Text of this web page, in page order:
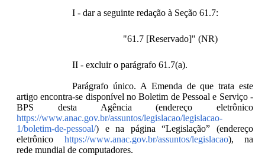
I - dar a seguinte redação à Seção 61.7:
"61.7 [Reservado]" (NR)
II - excluir o parágrafo 61.7(a).
Parágrafo único. A Emenda de que trata este
artigo encontra-se disponível no Boletim de Pessoal e Serviço -
BPS desta Agência (endereço eletrônico
https://www.anac.gov.br/assuntos/legislacao/legislacao-
1/boletim-de-pessoal/) e na página “Legislação” (endereço
eletrônico https://www.anac.gov.br/assuntos/legislacao), na
rede mundial de computadores.